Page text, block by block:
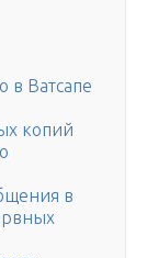
в Ватсапе
копий
в